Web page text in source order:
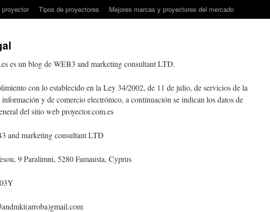
proyector Tipos de proyectores Mejores marcas y proyectores del mercado
es un blog de WEB3 and marketing consultant LTD.
con lo establecido en la Ley 34/2002, de 11 de julio, de servicios de la
información y de comercio electrónico, a continuación se indican los datos de
del sitio web proyector.com.es
and marketing consultant LTD
9 Paralimni, 5280 Famausta, Cyprus